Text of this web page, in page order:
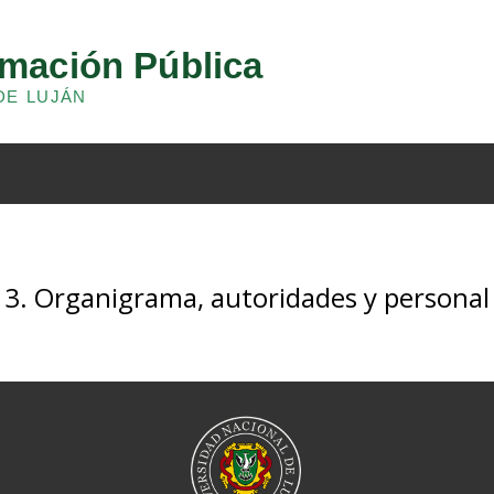
3. Organigrama, autoridades y personal